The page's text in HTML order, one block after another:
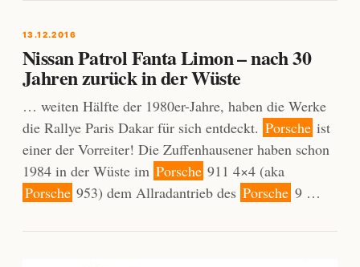
13.12.2016
Nissan Patrol Fanta Limon – nach 30
Jahren zurück in der Wüste
… weiten Hälfte der 1980er-Jahre, haben die Werke
die Rallye Paris Dakar für sich entdeckt. Porsche ist
einer der Vorreiter! Die Zuffenhausener haben schon
1984 in der Wüste im Porsche 911 4×4 (aka
Porsche 953) dem Allradantrieb des Porsche 9 …